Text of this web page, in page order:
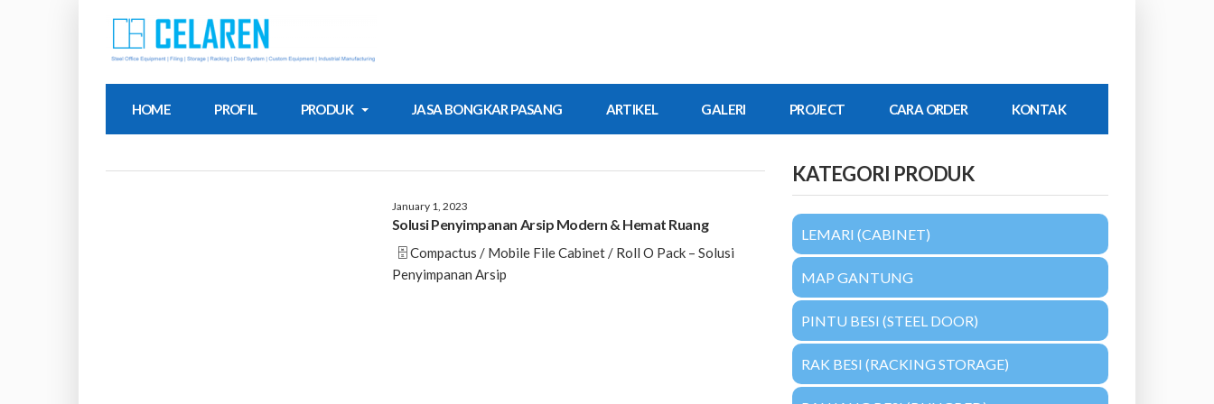
HOME PROFIL PRODUK JASA BONGKAR PASANG ARTIKEL GALERI PROJECT CARA ORDER KONTAK
January 1, 2023
Solusi Penyimpanan Arsip Modern & Hemat Ruang
🗄️ Compactus / Mobile File Cabinet / Roll O Pack – Solusi
Penyimpanan Arsip
KATEGORI PRODUK
LEMARI (CABINET)
MAP GANTUNG
PINTU BESI (STEEL DOOR)
RAK BESI (RACKING STORAGE)